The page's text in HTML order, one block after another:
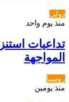
دولي
منذ يوم واحد
تداعيات
المواجهة
روسيا
منذ يومين